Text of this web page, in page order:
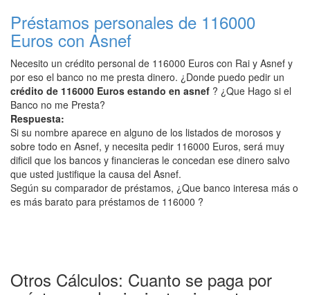
Préstamos personales de 116000
Euros con Asnef
Necesito un crédito personal de 116000 Euros con Rai y Asnef y
por eso el banco no me presta dinero. ¿Donde puedo pedir un
crédito de 116000 Euros estando en asnef ? ¿Que Hago si el
Banco no me Presta?
Respuesta:
Si su nombre aparece en alguno de los listados de morosos y
sobre todo en Asnef, y necesita pedir 116000 Euros, será muy
dificil que los bancos y financieras le concedan ese dinero salvo
que usted justifique la causa del Asnef.
Según su comparador de préstamos, ¿Que banco interesa más o
es más barato para préstamos de 116000 ?
Otros Cálculos: Cuanto se paga por